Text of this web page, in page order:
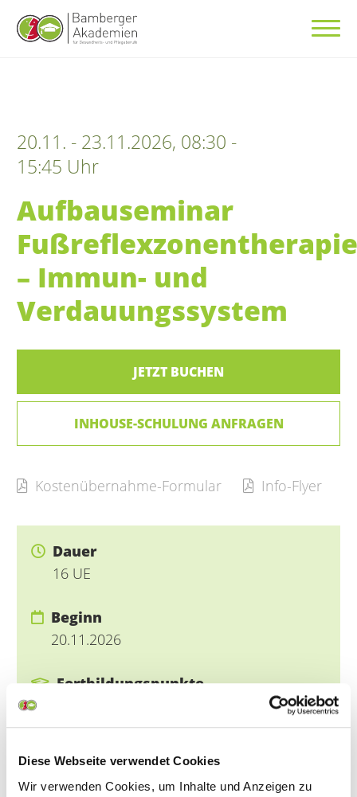
Diese Webseite verwendet Cookies
Wir verwenden Cookies, um Inhalte und Anzeigen zu
20.11. - 23.11.2026, 08:30 -
15:45 Uhr
Aufbauseminar
Fußreflexzonentherapie
– Immun- und
Verdauungssystem
JETZT BUCHEN
INHOUSE-SCHULUNG ANFRAGEN
Kostenübernahme-Formular Info-Flyer
Dauer
16 UE
Beginn
20.11.2026
Fortbildungspunkte
300,00 €